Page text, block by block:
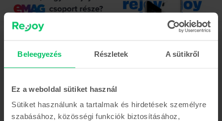
Beleegyezés Részletek A sütikről
Ez a weboldal sütiket használ
Sütiket használunk a tartalmak és hirdetések személyre
szabásához, közösségi funkciók biztosításához,
Mobiltelefon Samsung Galaxy A23, White, 64 GB, Nagyon jó
Mutass többet
Termékmegfelelőségi információk
Termékbiztonsági információk
Adatok